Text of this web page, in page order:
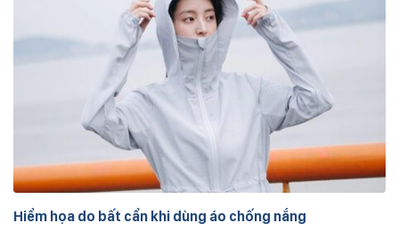
Hiểm họa do bất cẩn khi dùng áo chống nắng